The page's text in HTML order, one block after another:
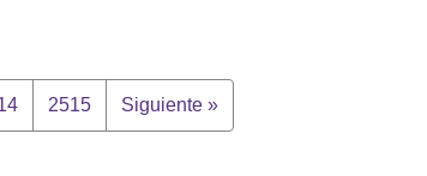
2515 Siguiente »